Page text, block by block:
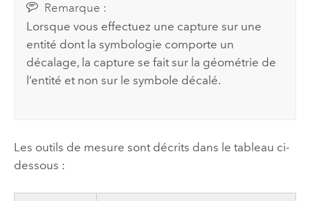
Remarque :
Lorsque vous effectuez une capture sur une
entité dont la symbologie comporte un
décalage, la capture se fait sur la géométrie de
l’entité et non sur le symbole décalé.
Les outils de mesure sont décrits dans le tableau ci-
dessous :